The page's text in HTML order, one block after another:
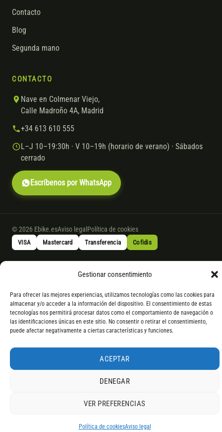
Gestionar consentimiento
Para ofrecer las mejores experiencias, utilizamos tecnologías como las cookies para
almacenar y/o acceder a la información del dispositivo. El consentimiento de estas
tecnologías nos permitirá procesar datos como el comportamiento de navegación o
las identificaciones únicas en este sitio. No consentir o retirar el consentimiento,
puede afectar negativamente a ciertas características y funciones.
ACEPTAR
DENEGAR
VER PREFERENCIAS
Política de cookiesAviso legal
Contacto
Blog
Segunda mano
CONTACTO
Nave en Colmenar Viejo,
Calle Madroño 4A, Madrid
+34 613 610 555
L–J 10–19:30h · V 10–19h (horario de verano) · Sábados
cerrado
Escríbenos por WhatsApp
© 2026 Ebike.esAviso legal Política de cookies
VISA Mastercard Transferencia Cofidis
* Financiación instantánea con Cofidis hasta 6.000 € sin intereses.
los detallespor WhatsApp.
* Los modelos con entrega inmediata se envían 24 h laborables tras el
pago; los de bajo pedido se confirman con un asesor. Si no fuera posible
servir el producto, se devuelve el importe sin coste. La información de
RESEÑAS DE